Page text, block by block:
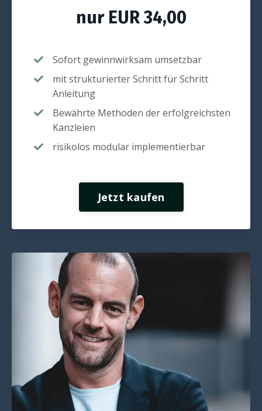
nur EUR 34,00
Sofort gewinnwirksam umsetzbar
mit strukturierter Schritt für Schritt
Anleitung
Bewährte Methoden der erfolgreichsten
Kanzleien
risikolos modular implementierbar
Jetzt kaufen